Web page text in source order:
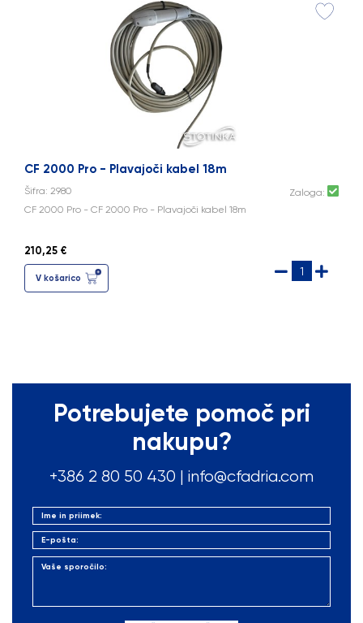
CF 2000 Pro - Plavajoči kabel 18m
Šifra: 2980
Zaloga:
CF 2000 Pro - CF 2000 Pro - Plavajoči kabel 18m
210,25 €
V košarico
Potrebujete pomoč pri
nakupu?
+386 2 80 50 430 | info@cfadria.com